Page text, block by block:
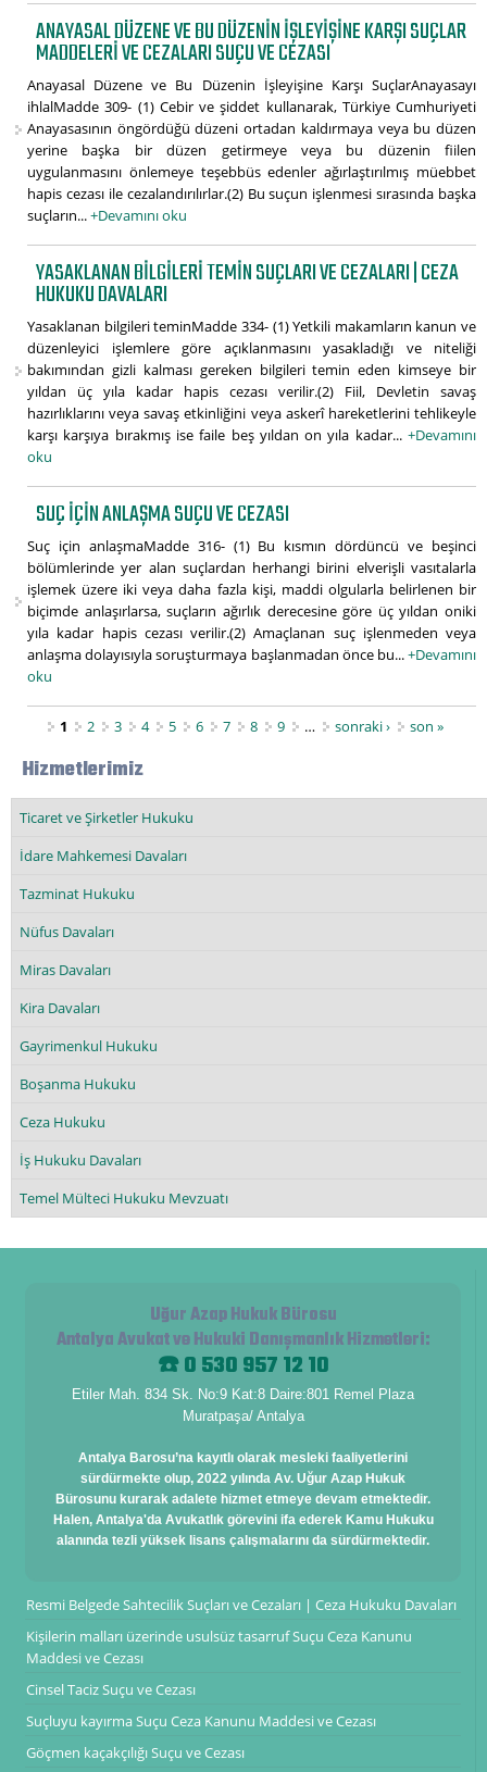
ANAYASAL DÜZENE VE BU DÜZENIN İŞLEYIŞINE KARŞI SUÇLAR
MADDELERI VE CEZALARI SUÇU VE CEZASI
Anayasal Düzene ve Bu Düzenin İşleyişine Karşı SuçlarAnayasayı
ihlalMadde 309- (1) Cebir ve şiddet kullanarak, Türkiye Cumhuriyeti
Anayasasının öngördüğü düzeni ortadan kaldırmaya veya bu düzen
yerine başka bir düzen getirmeye veya bu düzenin fiilen
uygulanmasını önlemeye teşebbüs edenler ağırlaştırılmış müebbet
hapis cezası ile cezalandırılırlar.(2) Bu suçun işlenmesi sırasında başka
suçların...+Devamını oku
YASAKLANAN BILGILERI TEMIN SUÇLARI VE CEZALARI | CEZA
HUKUKU DAVALARI
Yasaklanan bilgileri teminMadde 334- (1) Yetkili makamların kanun ve
düzenleyici işlemlere göre açıklanmasını yasakladığı ve niteliği
bakımından gizli kalması gereken bilgileri temin eden kimseye bir
yıldan üç yıla kadar hapis cezası verilir.(2) Fiil, Devletin savaş
hazırlıklarını veya savaş etkinliğini veya askerî hareketlerini tehlikeyle
karşı karşıya bırakmış ise faile beş yıldan on yıla kadar... +Devamını
oku
SUÇ IÇIN ANLAŞMA SUÇU VE CEZASI
Suç için anlaşmaMadde 316- (1) Bu kısmın dördüncü ve beşinci
bölümlerinde yer alan suçlardan herhangi birini elverişli vasıtalarla
işlemek üzere iki veya daha fazla kişi, maddi olgularla belirlenen bir
biçimde anlaşırlarsa, suçların ağırlık derecesine göre üç yıldan oniki
yıla kadar hapis cezası verilir.(2) Amaçlanan suç işlenmeden veya
anlaşma dolayısıyla soruşturmaya başlanmadan önce bu...+Devamını
oku
Sayfalar
1 2 3 4 5 6 7 8 9 … sonraki › son »
Hizmetlerimiz
Ticaret ve Şirketler Hukuku
İdare Mahkemesi Davaları
Tazminat Hukuku
Nüfus Davaları
Miras Davaları
Kira Davaları
Gayrimenkul Hukuku
Boşanma Hukuku
Ceza Hukuku
İş Hukuku Davaları
Temel Mülteci Hukuku Mevzuatı
Uğur Azap Hukuk Bürosu
Antalya Avukat ve Hukuki Danışmanlık Hizmetleri:
☎️ 0 530 957 12 10
Etiler Mah. 834 Sk. No:9 Kat:8 Daire:801 Remel Plaza
Muratpaşa/ Antalya
Antalya Barosu’na kayıtlı olarak mesleki faaliyetlerini
sürdürmekte olup, 2022 yılında Av. Uğur Azap Hukuk
Bürosunu kurarak adalete hizmet etmeye devam etmektedir.
Halen, Antalya'da Avukatlık görevini ifa ederek Kamu Hukuku
alanında tezli yüksek lisans çalışmalarını da sürdürmektedir.
Resmi Belgede Sahtecilik Suçları ve Cezaları | Ceza Hukuku Davaları
Kişilerin malları üzerinde usulsüz tasarruf Suçu Ceza Kanunu
Maddesi ve Cezası
Cinsel Taciz Suçu ve Cezası
Suçluyu kayırma Suçu Ceza Kanunu Maddesi ve Cezası
Göçmen kaçakçılığı Suçu ve Cezası